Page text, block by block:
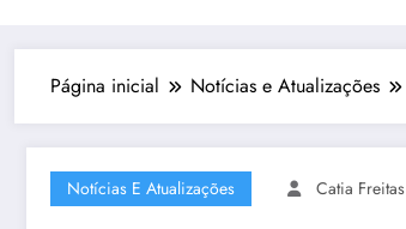
Página inicial Notícias e Atualizações
Notícias E Atualizações Catia Freitas